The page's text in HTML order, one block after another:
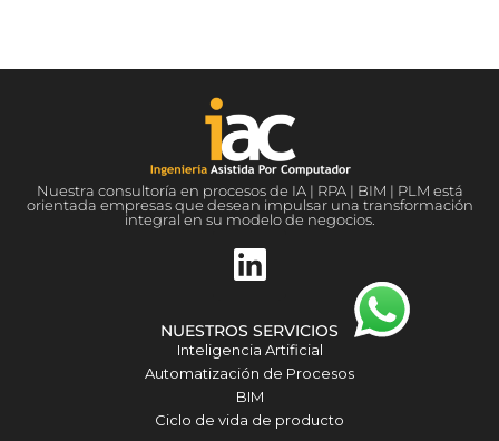
d
n
Nuestra consultoría en procesos de IA | RPA | BIM | PLM está
orientada empresas que desean impulsar una transformación
integral en su modelo de negocios.
L
i
n
k
e
d
NUESTROS SERVICIOS
Inteligencia Artificial
Automatización de Procesos
BIM
Ciclo de vida de producto